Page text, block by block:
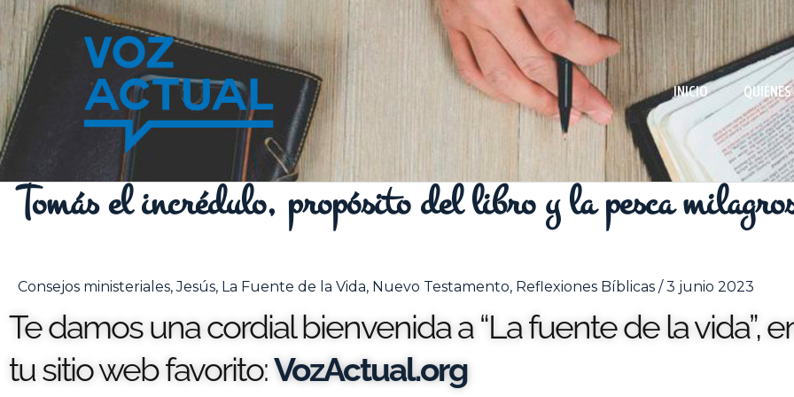
contenido
INICIO
Tomás el incrédulo, propósito del libro y la pesca
Consejos ministeriales,Jesús, La Fuente de la Vida, Nuevo Testamento, Reflexiones Bíblicas /3 junio 2023
Te damos una cordial bienvenida a “La fuente de la vida”,
tu sitio web favorito:VozActual.org